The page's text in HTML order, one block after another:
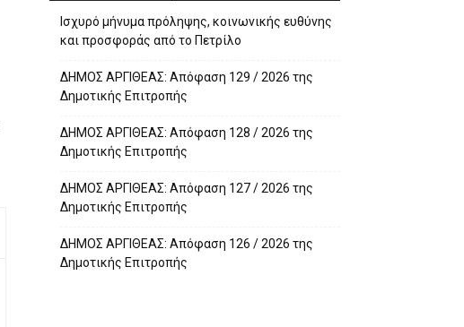
Ισχυρό μήνυμα πρόληψης, κοινωνικής ευθύνης
και προσφοράς από το Πετρίλο
ΔΗΜΟΣ ΑΡΓΙΘΕΑΣ: Απόφαση 129 / 2026 της
Δημοτικής Επιτροπής
ΔΗΜΟΣ ΑΡΓΙΘΕΑΣ: Απόφαση 128 / 2026 της
Δημοτικής Επιτροπής
ΔΗΜΟΣ ΑΡΓΙΘΕΑΣ: Απόφαση 127 / 2026 της
Δημοτικής Επιτροπής
ΔΗΜΟΣ ΑΡΓΙΘΕΑΣ: Απόφαση 126 / 2026 της
Δημοτικής Επιτροπής